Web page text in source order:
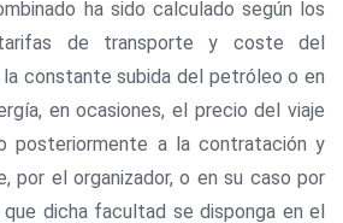
ha sido calculado según los
de transporte y coste del
constante subida del petróleo o en
en ocasiones, el precio del viaje
posteriormente a la contratación y
por el organizador, o en su caso por
dicha facultad se disponga en el